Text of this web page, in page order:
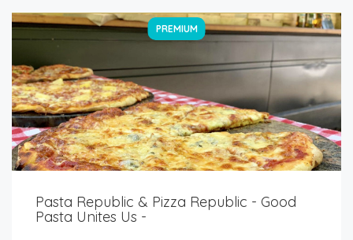
PREMIUM
Pasta Republic & Pizza Republic - Good
Pasta Unites Us -